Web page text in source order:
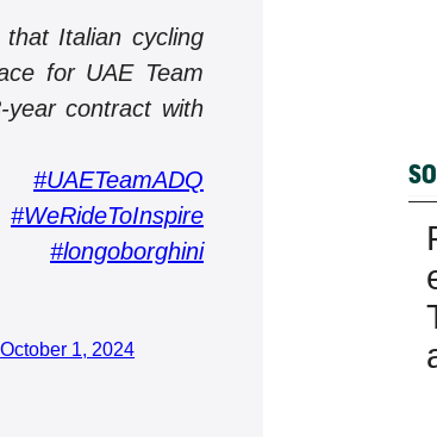
Italian cycling
for UAE Team
contract with
#UAETeamADQ
#WeRideToInspire
#longoborghini
October 1, 2024